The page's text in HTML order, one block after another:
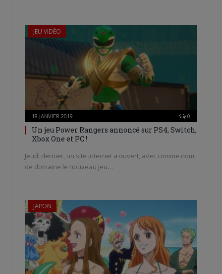
JEU VIDÉO
18 JANVIER 2019 0
Un jeu Power Rangers annoncé sur PS4, Switch,
Xbox One et PC !
Jeudi dernier, un site internet a ouvert, avec comme nom
de domaine le nouveau jeu…
JAPON